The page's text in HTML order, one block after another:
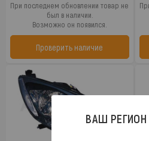
При последнем обновлении товар не
был в наличии.
Возможно он появился.
Проверить наличие
ВАШ РЕГИОН